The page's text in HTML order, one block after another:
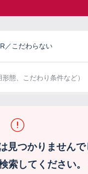
／こだわらない
態、こだわり条件など）
見つかりませんで
索してください